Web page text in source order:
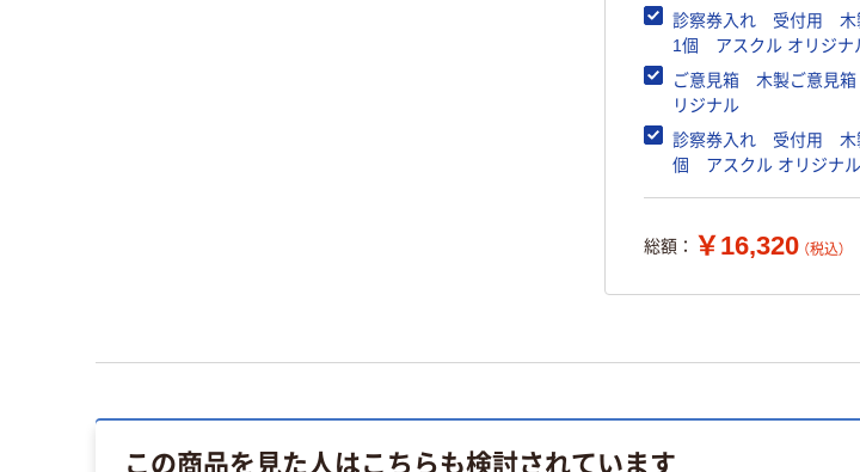
診察券入れ 受付用
1個 アスクル オリジナ
ご意見箱 木製ご意見
リジナル
診察券入れ 受付用
個 アスクル オリジナル
総額： ￥16,320 （税込）
この商品を見た人はこちらも検討されています